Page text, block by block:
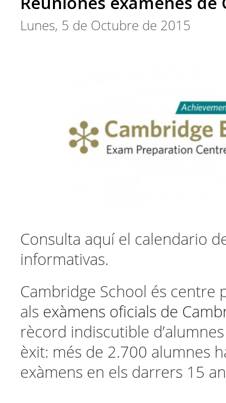
Lunes, 5 de Octubre de 2015
Consulta aquí el calendario
informativas.
Cambridge School és centre
als exàmens oficials de
rècord indiscutible
èxit: més de 2.700 alumnes
exàmens en els darrers 15